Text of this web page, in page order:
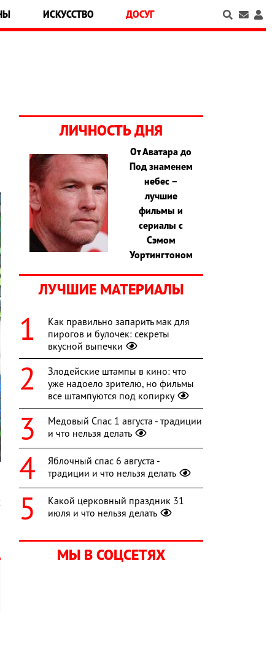
ИСКУССТВО ДОСУГ
ЛИЧНОСТЬ ДНЯ
От Аватара до
Под знаменем
небес –
лучшие
фильмы и
сериалы с
Сэмом
Уортингтоном
ЛУЧШИЕ МАТЕРИАЛЫ
Как правильно запарить мак для
пирогов и булочек: секреты
вкусной выпечки
Злодейские штампы в кино: что
уже надоело зрителю, но фильмы
все штампуются под копирку
Медовый Спас 1 августа - традиции
и что нельзя делать
Яблочный спас 6 августа -
традиции и что нельзя делать
Какой церковный праздник 31
июля и что нельзя делать
МЫ В СОЦСЕТЯХ